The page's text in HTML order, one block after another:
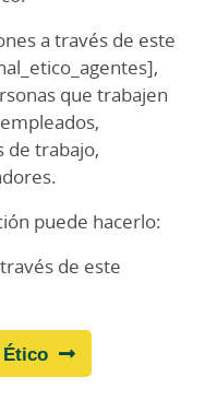
a través de este
que trabajen
de trabajo,
puede hacerlo:
de este